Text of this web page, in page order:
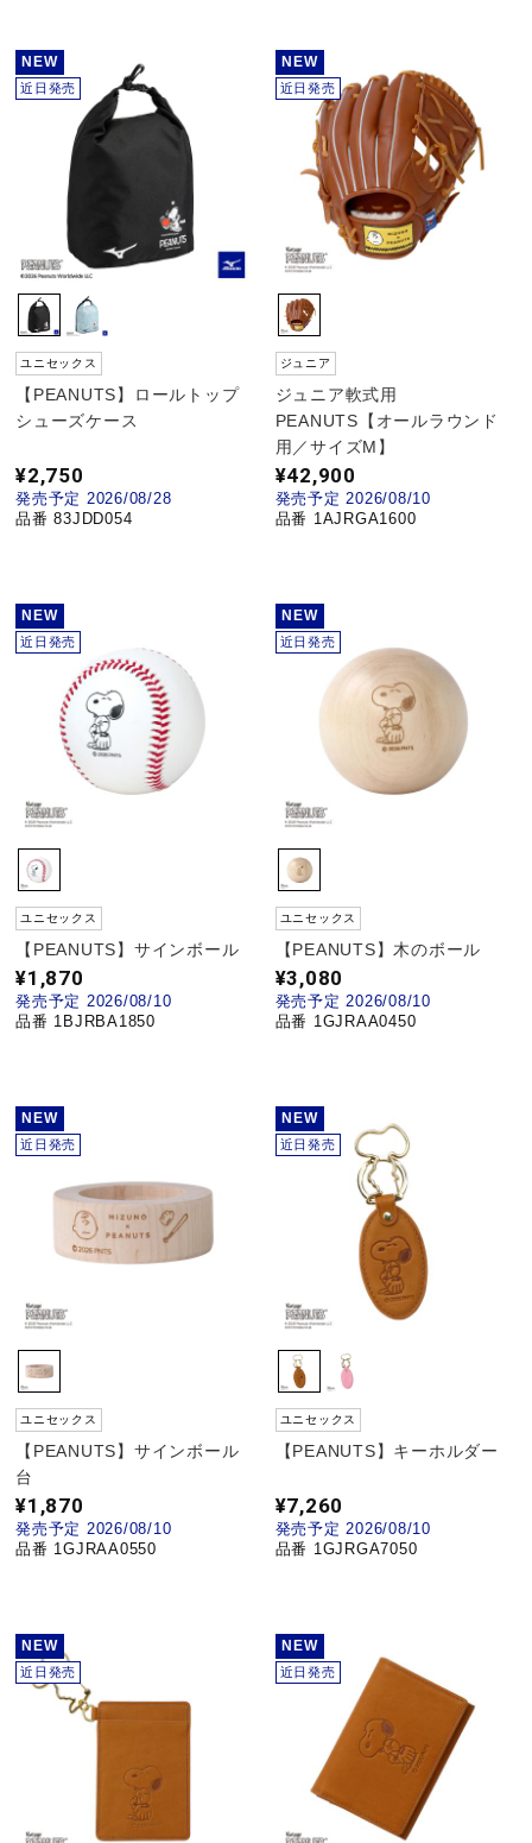
ウィンタースポーツ
ワーキング
ライフスタイルグッズ
アウトドア／レイン
サポーター
その他
直営店一覧
NEW
近日発売
ユニセックス
【PEANUTS】ロールトップ
シューズケース
¥2,750
発売予定 2026/08/28
品番 83JDD054
NEW
近日発売
ジュニア
ジュニア軟式用
PEANUTS【オールラウンド
用／サイズM】
¥42,900
発売予定 2026/08/10
品番 1AJRGA1600
NEW
近日発売
ユニセックス
【PEANUTS】サインボール
¥1,870
発売予定 2026/08/10
品番 1BJRBA1850
NEW
近日発売
ユニセックス
【PEANUTS】木のボール
¥3,080
発売予定 2026/08/10
品番 1GJRAA0450
NEW
近日発売
ユニセックス
【PEANUTS】サインボール
台
¥1,870
発売予定 2026/08/10
品番 1GJRAA0550
NEW
近日発売
ユニセックス
【PEANUTS】キーホルダー
¥7,260
発売予定 2026/08/10
品番 1GJRGA7050
NEW
近日発売
NEW
近日発売